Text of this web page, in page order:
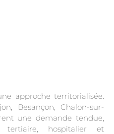
approche territorialisée.
Besançon, Chalon-sur-
une demande tendue,
tertiaire, hospitalier et